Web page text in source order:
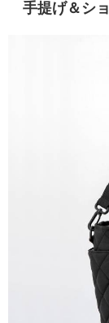
手提げ＆シ